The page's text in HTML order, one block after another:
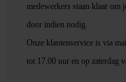
medewerkers staan klaar om
door indien nodig.
Onze klantenservice is via
tot 17.00 uur en op zaterdag